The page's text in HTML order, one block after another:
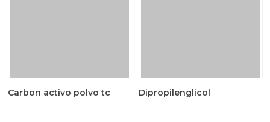
Carbon activo polvo tc Dipropilenglicol